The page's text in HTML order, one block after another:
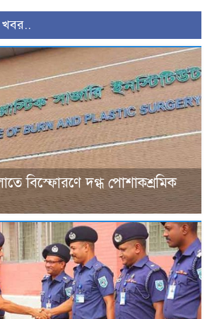
বিস্ফোরণে দগ্ধ পোশাকশ্রমিক